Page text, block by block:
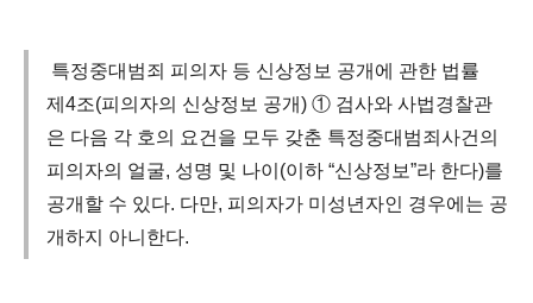
특정중대범죄 피의자 등 신상정보 공개에 관한 법률
제4조(피의자의 신상정보 공개) ① 검사와 사법경찰관
은 다음 각 호의 요건을 모두 갖춘 특정중대범죄사건의
피의자의 얼굴, 성명 및 나이(이하 “신상정보”라 한다)를
공개할 수 있다. 다만, 피의자가 미성년자인 경우에는 공
개하지 아니한다.